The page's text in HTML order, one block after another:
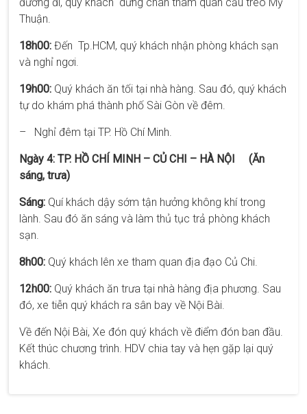
Thuận.
18h00: Đến Tp.HCM, quý khách nhận phòng khách sạn
và nghỉ ngơi.
19h00: Quý khách ăn tối tại nhà hàng. Sau đó, quý khách
tự do khám phá thành phố Sài Gòn về đêm.
– Nghỉ đêm tại TP. Hồ Chí Minh.
Ngày 4: TP. HỒ CHÍ MINH – CỦ CHI – HÀ NỘI (Ăn
sáng, trưa)
Sáng: Quí khách dậy sớm tận hưởng không khí trong
lành. Sau đó ăn sáng và làm thủ tục trả phòng khách
sạn.
8h00: Quý khách lên xe tham quan địa đạo Củ Chi.
12h00: Quý khách ăn trưa tại nhà hàng địa phương. Sau
đó, xe tiễn quý khách ra sân bay về Nội Bài.
Về đến Nội Bài, Xe đón quý khách về điểm đón ban đầu.
Kết thúc chương trình. HDV chia tay và hẹn gặp lại quý
khách.